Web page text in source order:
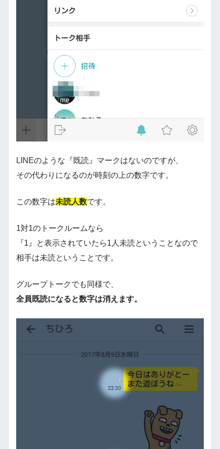
LINEのような『既読』マークはないのですが、
その代わりになるのが時刻の上の数字です。
この数字は未読人数です。
1対1のトークルームなら
『1』と表示されていたら1人未読ということなので
相手は未読ということです。
グループトークでも同様で、
全員既読になると数字は消えます。